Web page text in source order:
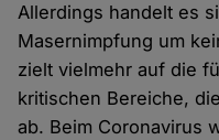
Allerdings handelt es
Masernimpfung um
zielt vielmehr auf die
kritischen Bereiche,
ab. Beim Coronavirus